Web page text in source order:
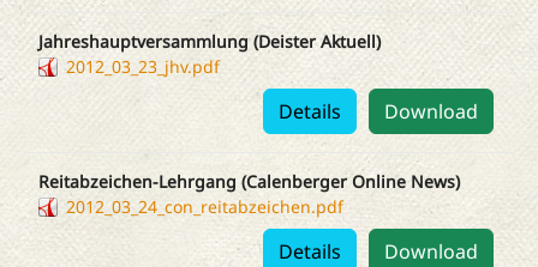
Jahreshauptversammlung (Deister Aktuell)
2012_03_23_jhv.pdf
Download
Details
Reitabzeichen-Lehrgang (Calenberger Online News)
2012_03_24_con_reitabzeichen.pdf
Download
Details